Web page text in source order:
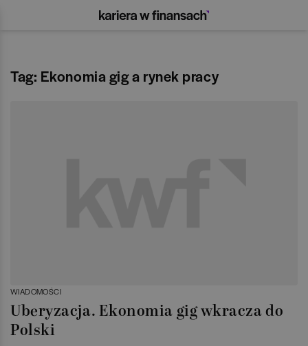
Tag: Ekonomia gig a rynek pracy
WIADOMOŚCI
Uberyzacja. Ekonomia gig wkracza do
Polski